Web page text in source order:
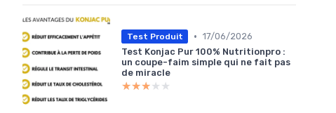
Test Produit • 17/06/2026
Test Konjac Pur 100% Nutritionpro :
un coupe-faim simple qui ne fait pas
de miracle
★★★★★
★★★★★